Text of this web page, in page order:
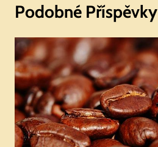
Podobné Příspěvky